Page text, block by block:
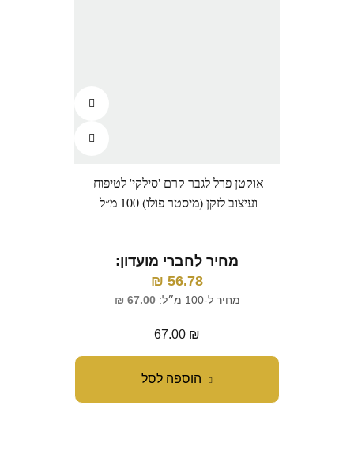
הוספה לסל
אוקטן פרל לגבר קרם 'סילקי' לטיפוח
ועיצוב לזקן (מיסטר פולו) 100 מ״ל
מחיר לחברי מועדון:
56.78
₪
מחיר ל-100 מ״ל: 67.00
₪
67.00 ₪